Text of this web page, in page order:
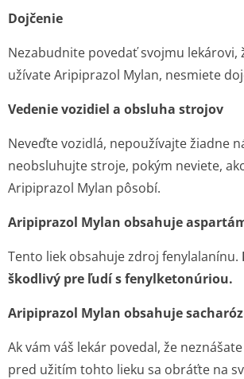
Dojčenie
Nezabudnite povedať svojmu lekárovi,
užívate Aripiprazol Mylan, nesmiete
Vedenie vozidiel a obsluha strojov
Neveďte vozidlá, nepoužívajte žiadne
neobsluhujte stroje, pokým neviete,
Aripiprazol Mylan pôsobí.
Aripiprazol Mylan obsahuje
Tento liek obsahuje zdroj fenylalanínu.
škodlivý pre ľudí s fenylketonúriou.
Aripiprazol Mylan obsahuje
Ak vám váš lekár povedal, že
pred užitím tohto lieku sa obráťte na